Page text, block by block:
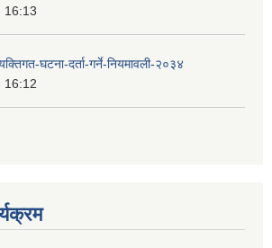
16:13
घटना-दर्ता-गर्ने-नियमावली-२०३४
16:12